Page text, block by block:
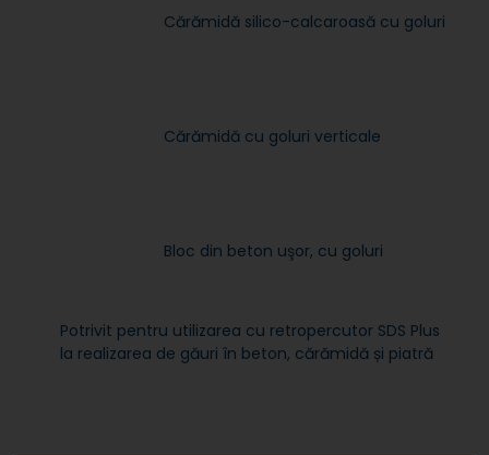
Cărămidă silico-calcaroasă cu goluri
Cărămidă cu goluri verticale
Bloc din beton uşor, cu goluri
Potrivit pentru utilizarea cu retropercutor SDS Plus
la realizarea de găuri în beton, cărămidă și piatră